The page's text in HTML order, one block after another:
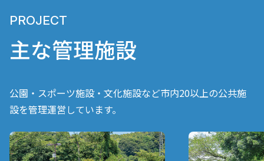
PROJECT
主な管理施設
公園・スポーツ施設・文化施設など市内20以上の公共施
設を管理運営しています。